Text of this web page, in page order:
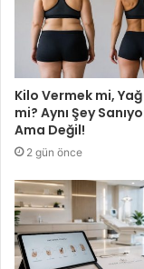
Kilo Vermek mi,
mi? Aynı Şey
Ama Değil!
2 gün önce